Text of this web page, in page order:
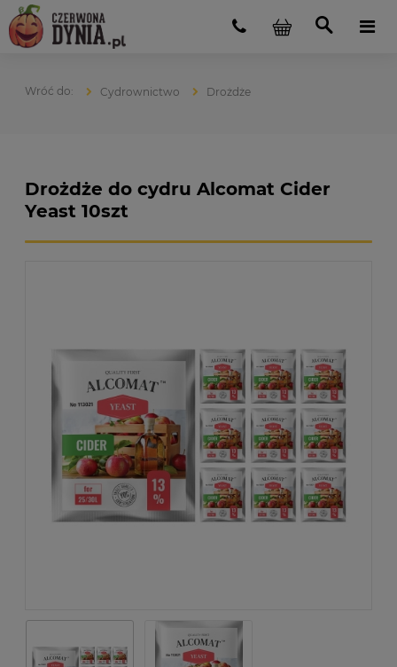
Cydrownictwo Drożdże
Drożdże do cydru Alcomat Cider
Yeast 10szt